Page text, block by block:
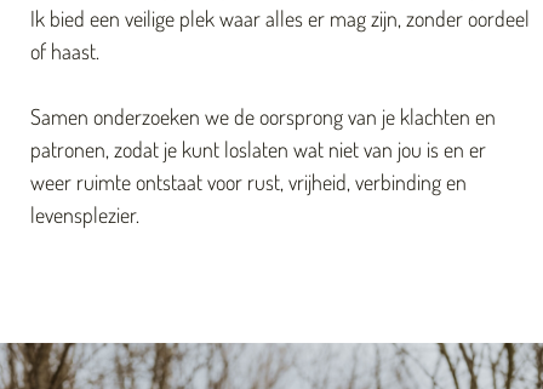
Ik bied een veilige plek waar alles er mag zijn, zonder oordeel
of haast.
Samen onderzoeken we de oorsprong van je klachten en
patronen, zodat je kunt loslaten wat niet van jou is en er
weer ruimte ontstaat voor rust, vrijheid, verbinding en
levensplezier.